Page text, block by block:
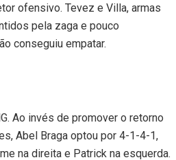
ofensivo. Tevez e Villa, armas
pela zaga e pouco
conseguiu empatar.
Ao invés de promover o retorno
Abel Braga optou por 4-1-4-1,
na direita e Patrick na esquerda.